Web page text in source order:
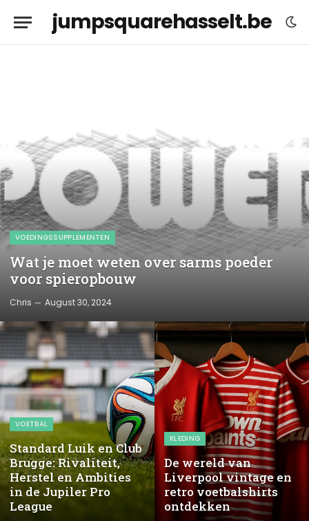
jumpsquarehasselt.be
VOEDINGSSUPPLEMENTEN
Wat je moet weten over sarms poeder
voor spieropbouw
Chris August 30, 2024
VOETBAL
Standard Luik en Club
Brugge: Rivaliteit,
Herstel en Ambities
in de Jupiler Pro
League
KLEDING
De wereld van
Liverpool vintage en
retro voetbalshirts
ontdekken